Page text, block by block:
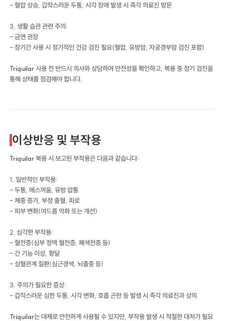
- 혈압 상승, 갑작스러운 두통, 시각 장애 발생 시 즉각 의료진 방문
3. 생활 습관 관련 주의:
- 금연 권장
- 장기간 사용 시 정기적인 건강 검진 필요(혈압, 유방암, 자궁경부암 검진 포함)
Triquilar사용 전 반드시 의사와 상담하여 안전성을 확인하고, 복용 중 정기 검진을
통해 상태를 점검해야 합니다.
이상반응 및 부작용
Triquilar복용 시 보고된 부작용은 다음과 같습니다:
1. 일반적인 부작용:
- 두통, 메스꺼움, 유방 압통
- 체중 증가, 부정 출혈, 피로
- 피부 변화(여드름 악화 또는 개선)
2. 심각한 부작용:
- 혈전증(심부 정맥 혈전증, 폐색전증 등)
- 간 기능 이상, 황달
- 심혈관계 질환(심근경색, 뇌졸중 등)
3. 주의가 필요한 증상:
- 갑작스러운 심한 두통, 시각 변화, 호흡 곤란 등 발생 시 즉각 의료진과 상의
Triquilar는 대체로 안전하게 사용될 수 있지만, 부작용 발생 시 적절한 대처가 필요